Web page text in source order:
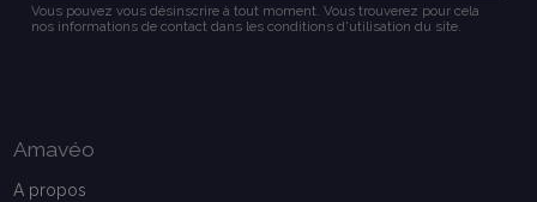
Vous pouvez vous désinscrire à tout moment. Vous trouverez pour cela
nos informations de contact dans les conditions d'utilisation du site.
Amavéo
A propos